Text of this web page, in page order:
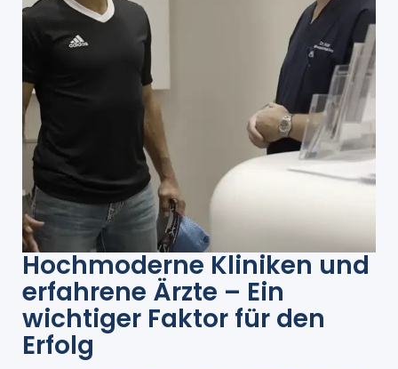
Hochmoderne Kliniken und
erfahrene Ärzte – Ein
wichtiger Faktor für den
Erfolg